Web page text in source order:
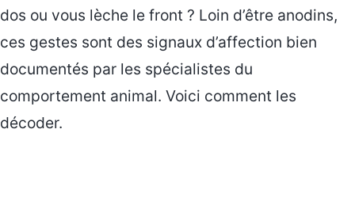
dos ou vous lèche le front ? Loin d’être anodins,
ces gestes sont des signaux d’affection bien
documentés par les spécialistes du
comportement animal. Voici comment les
décoder.